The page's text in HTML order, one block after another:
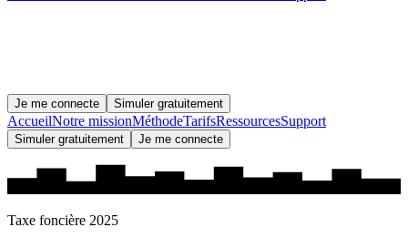
Je me connecte Simuler gratuitement
AccueilNotre missionMéthodeTarifsRessourcesSupport
Simuler gratuitement Je me connecte
Taxe foncière 2025